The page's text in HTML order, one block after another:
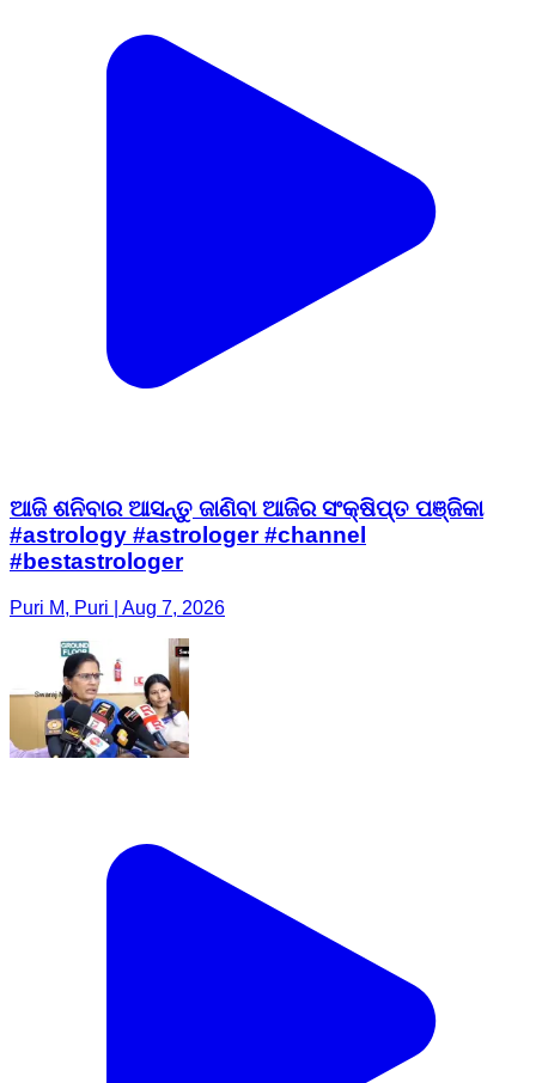
ଆଜି ଶନିବାର ଆସନ୍ତୁ ଜାଣିବା ଆଜିର ସଂକ୍ଷିପ୍ତ ପଞ୍ଜିକା
#astrology #astrologer #channel
#bestastrologer
Puri M, Puri | Aug 7, 2026